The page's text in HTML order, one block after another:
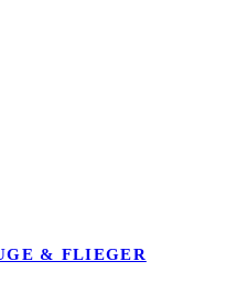
& FLIEGER